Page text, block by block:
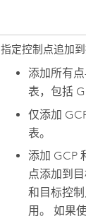
指定控制点追加
添加所有点
表，包括
仅添加
表。
添加 GCP
点添加到
和目标控
用。 如果